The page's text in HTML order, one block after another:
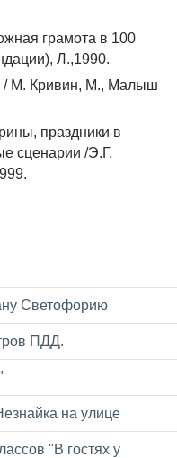
грамота в 100
Л.,1990.
/ М. Кривин, М., Малыш
праздники в
сценарии /Э.Г.
Светофорию
ПДД.
на улице
"В гостях у